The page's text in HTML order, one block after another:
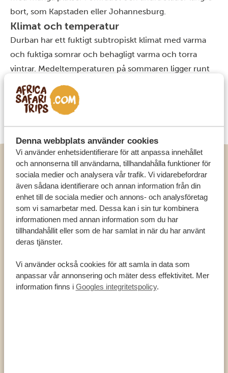
Denna webbplats använder cookies
Vi använder enhetsidentifierare för att anpassa innehållet
och annonserna till användarna, tillhandahålla funktioner för
sociala medier och analysera vår trafik. Vi vidarebefordrar
även sådana identifierare och annan information från din
enhet till de sociala medier och annons- och analysföretag
som vi samarbetar med. Dessa kan i sin tur kombinera
informationen med annan information som du har
tillhandahållit eller som de har samlat in när du har använt
deras tjänster.
Vi använder också cookies för att samla in data som
anpassar vår annonsering och mäter dess effektivitet. Mer
information finns i Googles integritetspolicy.
bort, som Kapstaden eller Johannesburg.
Klimat och temperatur
Durban har ett fuktigt subtropiskt klimat med varma
och fuktiga somrar och behagligt varma och torra
vintrar. Medeltemperaturen på sommaren ligger runt
24 °C, medan medeltemperaturen på vintern är 17 °C.
Bästa tiden att besöka Durban
På grund av sitt varma klimat är Durban en utmärkt
plats att besöka året runt.
INFORMATION OCH FAKTA
Durban är Sydafrikas största hamnstad, en livlig
industristad som bjuder på långt mer än man först
kan ana. Här möter det moderna och dynamiska
det traditionella och avslappnade. En dag i Durban
kan innebära att du hoppar på en dubbeldäckar-
lyckan på kasinot, surfar på Indiska oceanens vågor
och avslutar med kryddstark indisk mat på en
färgsprakande marknad. Kort sagt, Durban är en